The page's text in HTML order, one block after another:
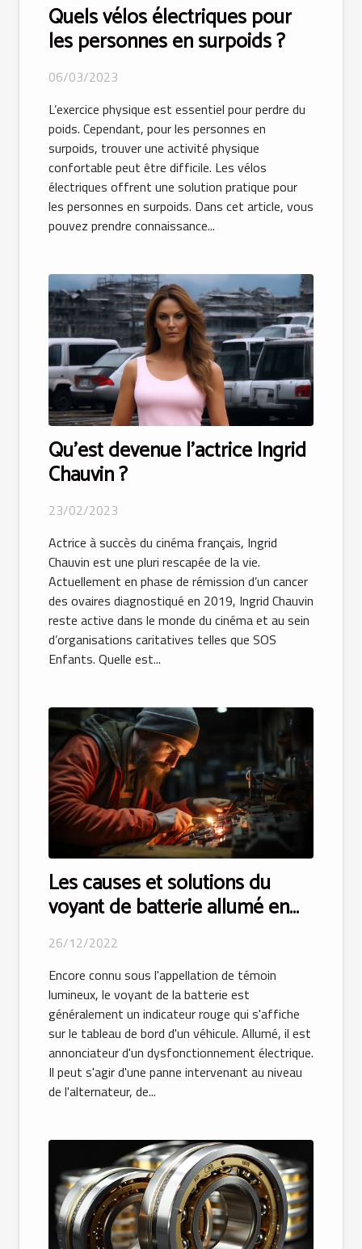
Quels vélos électriques pour
les personnes en surpoids ?
06/03/2023
L’exercice physique est essentiel pour perdre du
poids. Cependant, pour les personnes en
surpoids, trouver une activité physique
confortable peut être difficile. Les vélos
électriques offrent une solution pratique pour
les personnes en surpoids. Dans cet article, vous
pouvez prendre connaissance...
Qu’est devenue l’actrice Ingrid
Chauvin ?
23/02/2023
Actrice à succès du cinéma français, Ingrid
Chauvin est une pluri rescapée de la vie.
Actuellement en phase de rémission d’un cancer
des ovaires diagnostiqué en 2019, Ingrid Chauvin
reste active dans le monde du cinéma et au sein
d’organisations caritatives telles que SOS
Enfants. Quelle est...
Les causes et solutions du
voyant de batterie allumé en
rouge
26/12/2022
Encore connu sous l'appellation de témoin
lumineux, le voyant de la batterie est
généralement un indicateur rouge qui s'affiche
sur le tableau de bord d'un véhicule. Allumé, il est
annonciateur d'un dysfonctionnement électrique.
Il peut s'agir d'une panne intervenant au niveau
de l'alternateur, de...